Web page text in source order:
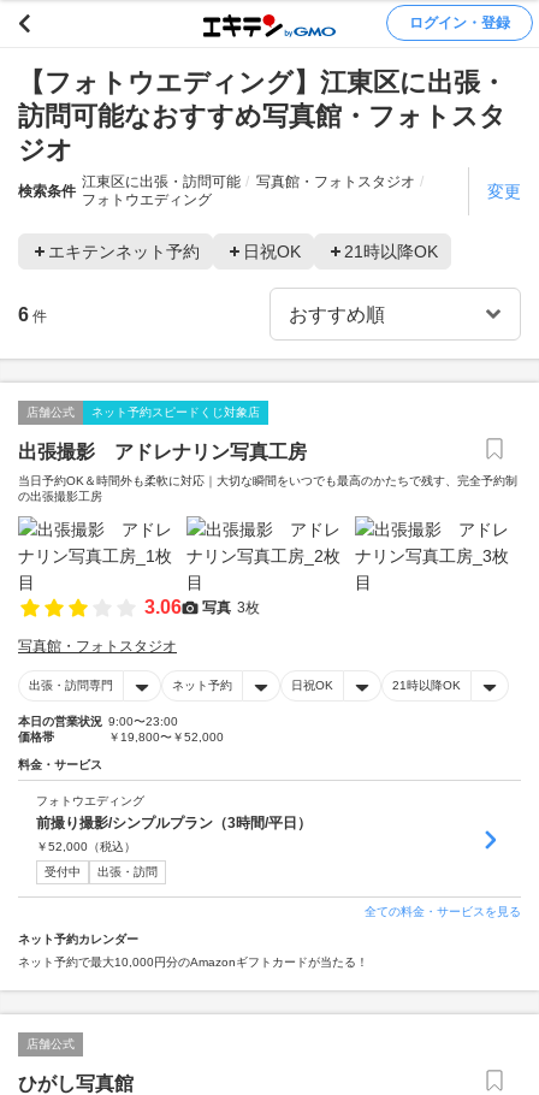
ログイン・登録
【フォトウエディング】江東区に出張・
訪問可能なおすすめ写真館・フォトスタ
ジオ
検索条件
江東区に出張・訪問可能
写真館・フォトスタジオ
フォトウエディング
変更
エキテンネット予約 日祝OK 21時以降OK
6 件
店舗公式 ネット予約スピードくじ対象店
出張撮影 アドレナリン写真工房
当日予約OK＆時間外も柔軟に対応｜大切な瞬間をいつでも最高のかたちで残す、完全予約制
の出張撮影工房
3.06 写真 3枚
写真館・フォトスタジオ
出張・訪問専門 ネット予約 日祝OK 21時以降OK
本日の営業状況 9:00〜23:00
価格帯
￥19,800〜￥52,000
料金・サービス
フォトウエディング
前撮り撮影/シンプルプラン（3時間/平日）
￥52,000 （税込）
受付中
出張・訪問
全ての料金・サービスを見る
ネット予約カレンダー
ネット予約で最大10,000円分のAmazonギフトカードが当たる！
店舗公式
ひがし写真館